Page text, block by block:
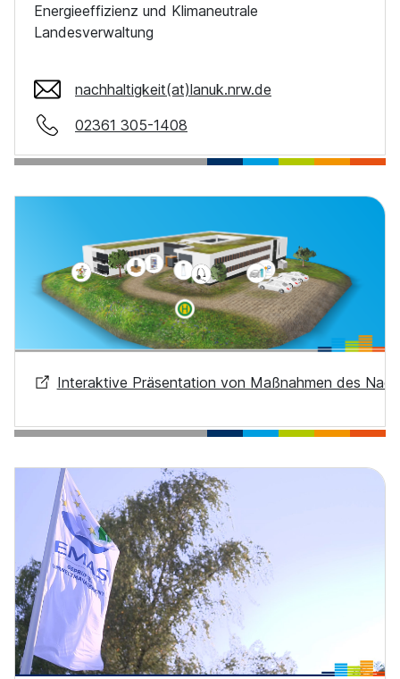
Energieeffizienz und Klimaneutrale
Landesverwaltung
nachhaltigkeit(at)lanuk.nrw.de
02361 305-1408
Interaktive Präsentation von Maßnahmen des